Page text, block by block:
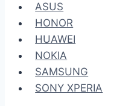
ASUS
HONOR
HUAWEI
NOKIA
SAMSUNG
SONY XPERIA